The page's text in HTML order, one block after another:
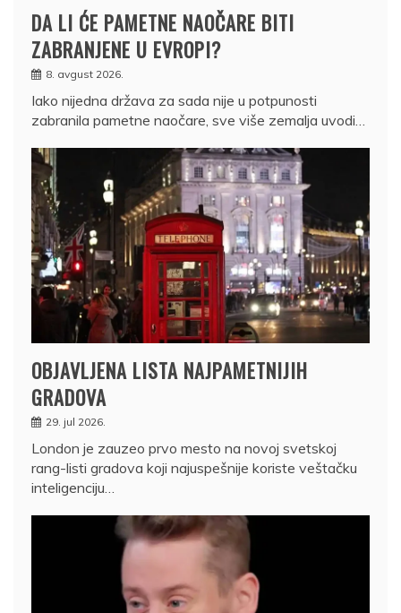
DA LI ĆE PAMETNE NAOČARE BITI
ZABRANJENE U EVROPI?
8. avgust 2026.
Iako nijedna država za sada nije u potpunosti
zabranila pametne naočare, sve više zemalja uvodi…
OBJAVLJENA LISTA NAJPAMETNIJIH
GRADOVA
29. jul 2026.
London je zauzeo prvo mesto na novoj svetskoj
rang-listi gradova koji najuspešnije koriste veštačku
inteligenciju…